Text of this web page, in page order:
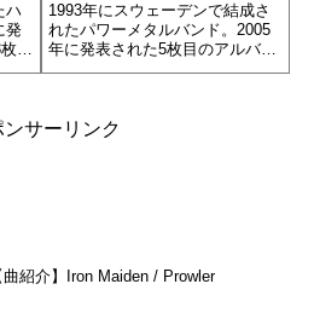
ハ
発
目
さ
1993年にスウェーデンで結成さ
れたパワーメタルバンド。2005
年に発表された5枚目のアルバム
[Chapter V: Unbent, Unbowed,
ンサーリンク
曲紹介】Iron Maiden / Prowler